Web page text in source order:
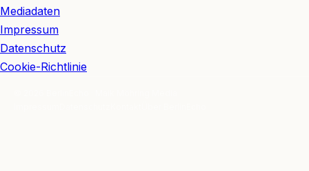
Mediadaten
Impressum
Datenschutz
Cookie-Richtlinie